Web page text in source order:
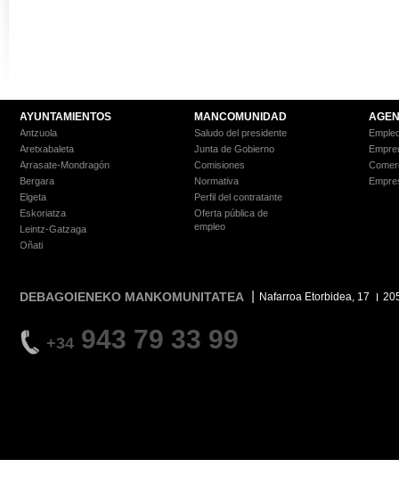
AYUNTAMIENTOS
Antzuola
Aretxabaleta
Arrasate-Mondragón
Bergara
Elgeta
Eskoriatza
Leintz-Gatzaga
Oñati
MANCOMUNIDAD
Saludo del presidente
Junta de Gobierno
Comisiones
Normativa
Perfil del contratante
Oferta pública de
empleo
DEBAGOIENEKO MANKOMUNITATEA Nafarroa Etorbidea, 17
+34 943 79 33 99